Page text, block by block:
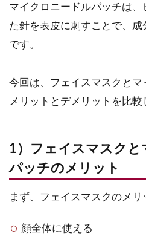
マイクロニードルパッチは、
た針を表皮に刺すことで、
です。
今回は、フェイスマスクと
メリットとデメリットを比較
1）フェイスマスク
パッチのメリット
まず、フェイスマスクのメリ
顔全体に使える